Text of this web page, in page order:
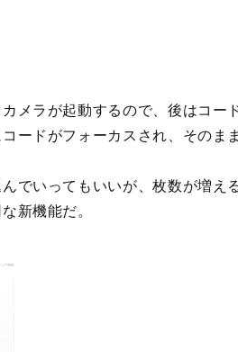
メラが起動するので、後はコー
ードがフォーカスされ、そのま
でいってもいいが、枚数が増え
新機能だ。